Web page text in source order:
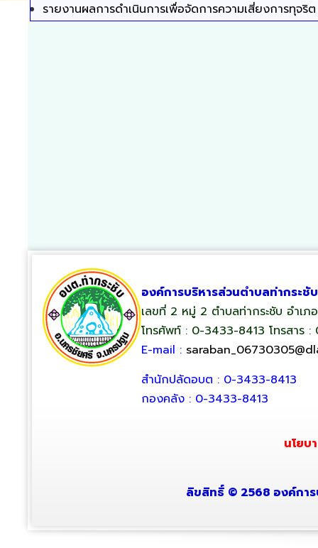
รายงานผลการดำเนินการเพื่อจัดการความเสี่ยงการทุจริต
องค์การบริหารส่วนตำบลท่ากระชับ
เลขที่ 2 หมู่ 2 ตำบลท่ากระชับ อำเ
โทรศัพท์ : 0-3433-8413 โทรสาร
E-mail :
สำนักปลัดอบต : 0-3433-8413
กองคลัง : 0-3433-8413
นโยบ
ลิขสิทธิ์ © 2568 องค์กา